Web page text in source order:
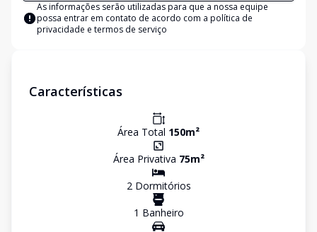
As informações serão utilizadas para que a nossa equipe
possa entrar em contato de acordo com a política de
privacidade e termos de serviço
Características
Área Total 150m²
Área Privativa 75m²
2Dormitórios
1 Banheiro